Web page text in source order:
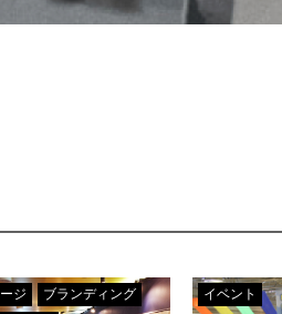
ジ
ブランディング
イベント